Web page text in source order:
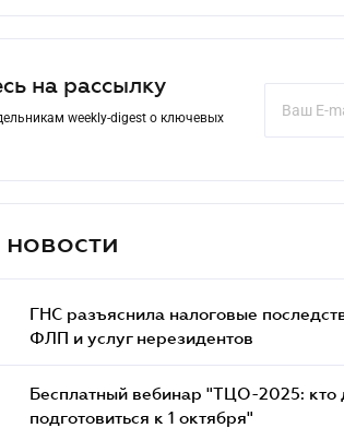
на рассылку
weekly-digest о ключевых
ГНС разъяснила налоговые
ФЛП и услуг нерезидентов
Бесплатный вебинар "ТЦО-2025: кто
подготовиться к 1 октября"